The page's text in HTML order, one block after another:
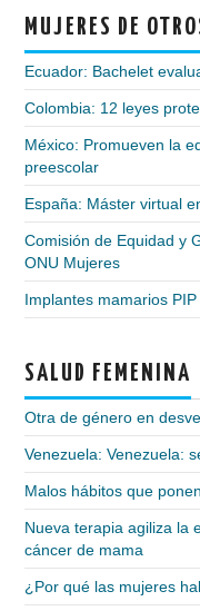
MUJERES DE
Ecuador: Bachelet
Colombia: 12 leyes
México: Promueven la
preescolar
España: Máster virtual
Comisión de Equidad y
ONU Mujeres
Implantes mamarios
SALUD FEMENINA
Otra de género en
Venezuela: Venezuela:
Malos hábitos que
Nueva terapia agiliza la
cáncer de mama
¿Por qué las mujeres